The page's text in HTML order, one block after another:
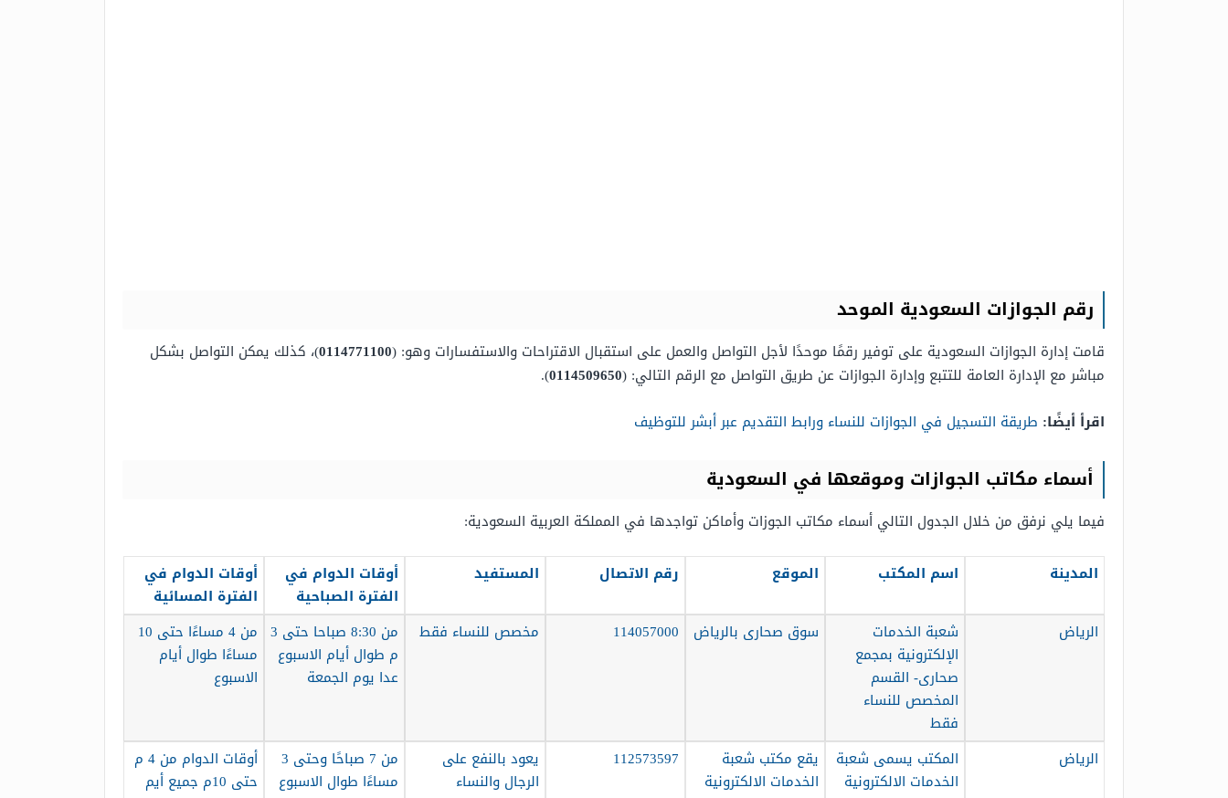
رقم الجوازات السعودية الموحد
قامت إدارة الجوازات السعودية على توفير رقمًا موحدًا لأجل التواصل والعمل على استقبال الاقتراحات والاستفسارات وهو: (0114771100)، كذلك يمكن التواصل بشكل
مباشر مع الإدارة العامة للتتبع وإدارة الجوازات عن طريق التواصل مع الرقم التالي: (0114509650
).
اقرأ أيضًا: طريقة التسجيل في الجوازات للنساء ورابط التقديم عبر أبشر للتوظيف
أسماء مكاتب الجوازات وموقعها في السعودية
فيما يلي نرفق من خلال الجدول التالي أسماء مكاتب الجوزات وأماكن تواجدها في المملكة العربية السعودية:
المدينة اسم المكتب الموقع رقم الاتصال المستفيد
أوقات الدوام في
الفترة الصباحية
أوقات الدوام في
الفترة المسائية
الرياض
شعبة الخدمات
الإلكترونية بمجمع
صحارى- القسم
المخصص للنساء
فقط
سوق صحارى بالرياض 114057000 مخصص للنساء فقط
من 8:30 صباحا حتى 3
م طوال أيام الاسبوع
عدا يوم الجمعة
من 4 مساءًا حتى 10
مساءًا طوال أيام
الاسبوع
الرياض
المكتب يسمى شعبة
الخدمات الالكترونية
يقع مكتب شعبة
الخدمات الالكترونية
112573597
يعود بالنفع على
الرجال والنساء
من 7 صباحًا وحتى 3
مساءًا طوال الاسبوع
أوقات الدوام من 4 م
حتى 10م جميع أيم